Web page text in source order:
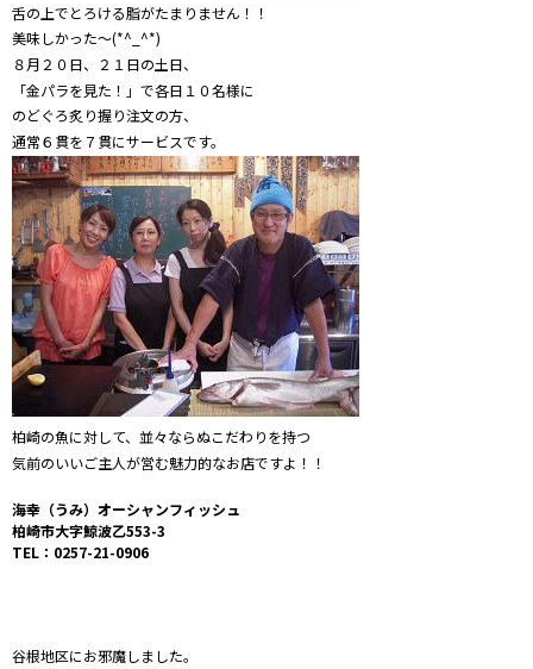
舌の上でとろける脂がたまりません！！
美味しかった～(*^_^*)
８月２０日、２１日の土日、
「金パラを見た！」で各日１０名様に
のどぐろ炙り握り注文の方、
通常６貫を７貫にサービスです。
柏崎の魚に対して、並々ならぬこだわりを持つ
気前のいいご主人が営む魅力的なお店ですよ！！
海幸（うみ）オーシャンフィッシュ
柏崎市大字鯨波乙553-3
TEL：0257-21-0906
谷根地区にお邪魔しました。